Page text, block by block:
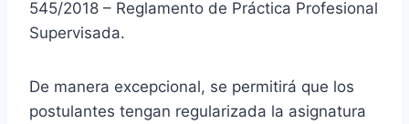
545/2018 – Reglamento de Práctica Profesional
Supervisada.
De manera excepcional, se permitirá que los
postulantes tengan regularizada la asignatura